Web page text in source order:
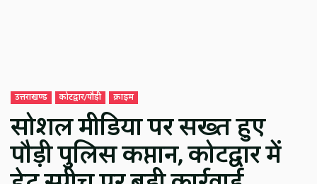
उत्तराखण्ड कोटद्वार/पौड़ी क्राइम
सोशल मीडिया पर सख्त हुए
पौड़ी पुलिस कप्तान, कोटद्वार में